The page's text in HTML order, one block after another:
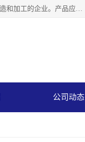
河南大林橡胶通信器材有限公司是一个专注于各种橡胶件、离合器及配件、泥浆泵及配件等产品设计制造和加工的企业。产品应用于矿山、冶金、石油、钢铁、化工、水泥、船舶、造纸、通用机械等各种大功率机械传动或制动装置。
公司动态